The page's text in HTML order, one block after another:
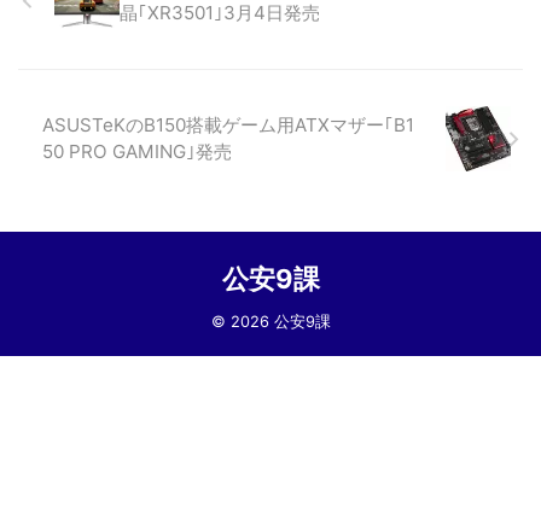
晶｢XR3501｣3月4日発売
ASUSTeKのB150搭載ゲーム用ATXマザー｢B1
50 PRO GAMING｣発売
公安9課
© 2026 公安9課